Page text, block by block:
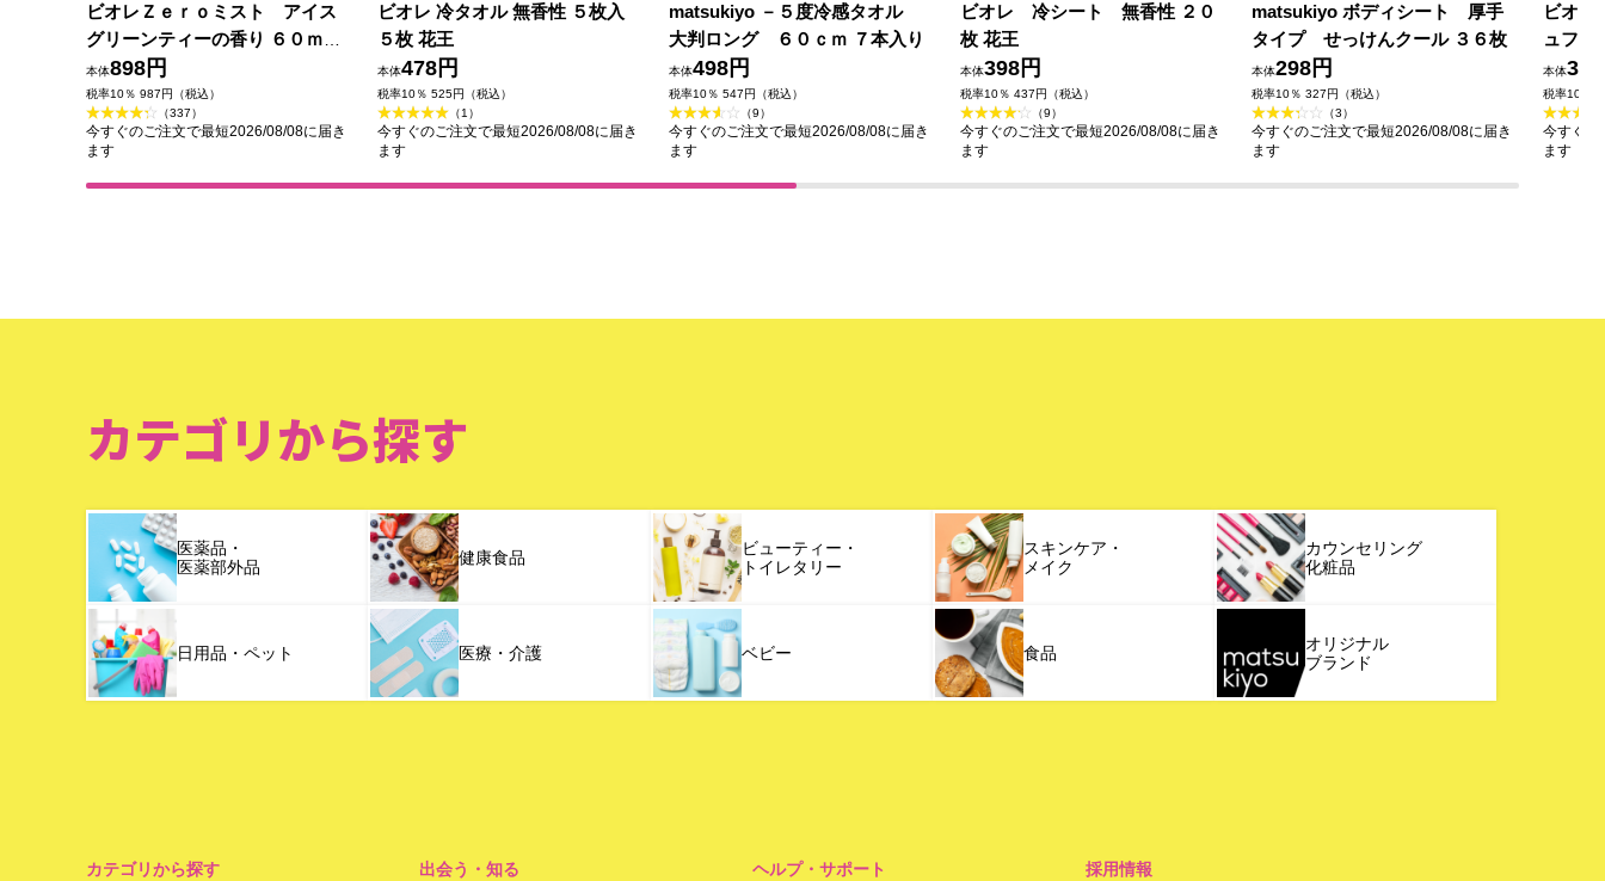
ビオレＺｅｒｏミスト アイス
グリーンティーの香り ６０ｍＬ
花王
本体898円
税率10％ 987円（税込）
（337）
今すぐのご注文で最短2026/08/08に届き
ます
ビオレ 冷タオル 無香性 ５枚入
５枚 花王
本体478円
税率10％ 525円（税込）
（1）
今すぐのご注文で最短2026/08/08に届き
ます
matsukiyo －５度冷感タオル
大判ロング ６０ｃｍ ７本入り
本体498円
税率10％ 547円（税込）
（9）
今すぐのご注文で最短2026/08/08に届き
ます
ビオレ 冷シート 無香性 ２０
枚 花王
本体398円
税率10％ 437円（税込）
（9）
今すぐのご注文で最短2026/08/08に届き
ます
matsukiyo ボディシート 厚手
タイプ せっけんクール ３６枚
本体298円
税率10％ 327円（税込）
（3）
今すぐのご注文で最短2026/08/08に届き
ます
ビオ
ュフロ
本体
税率10％
今すぐの
ます
カテゴリから探す
医薬品・
医薬部外品
健康食品
ビューティー・
トイレタリー
スキンケア・
メイク
カウンセリング
化粧品
日用品・ペット 医療・介護 ベビー 食品
オリジナル
ブランド
カテゴリから探す 出会う・知る ヘルプ・サポート 採用情報